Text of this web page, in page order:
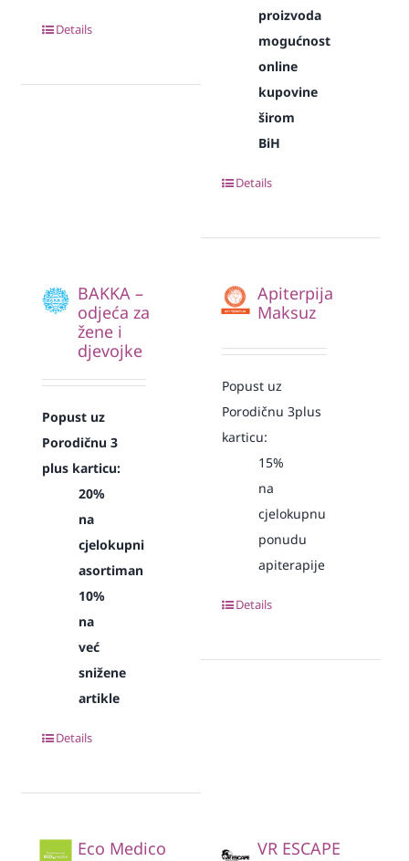
Details
proizvoda
mogućnost
online
kupovine
širom
BiH
Details
BAKKA –
odjeća za
žene i
djevojke
Popust uz
Porodičnu 3
plus karticu:
20%
na
cjelokupni
asortiman
10%
na
već
snižene
artikle
Details
Apiterpija
Maksuz
Popust uz
Porodičnu 3plus
karticu:
15%
na
cjelokupnu
ponudu
apiterapije
Details
Eco Medico VR ESCAPE